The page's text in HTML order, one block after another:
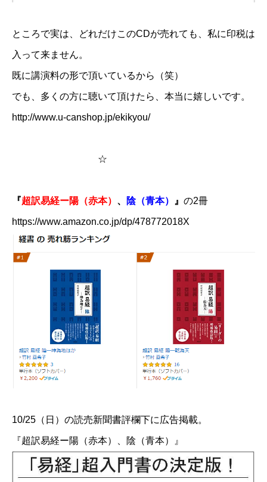
ところで実は、どれだけこのCDが売れても、私に印税は
入って来ません。
既に講演料の形で頂いているから（笑）
でも、多くの方に聴いて頂けたら、本当に嬉しいです。
http://www.u-canshop.jp/ekikyou/
☆
『​超訳易経ー陽（赤本）​ 、 陰（青本） 』​​ の2冊
https://www.amazon.co.jp/dp/478772018X
10/25（日）の読売新聞書評欄下に広告掲載。
『​超訳易経ー陽（赤本）​、陰（青本）』